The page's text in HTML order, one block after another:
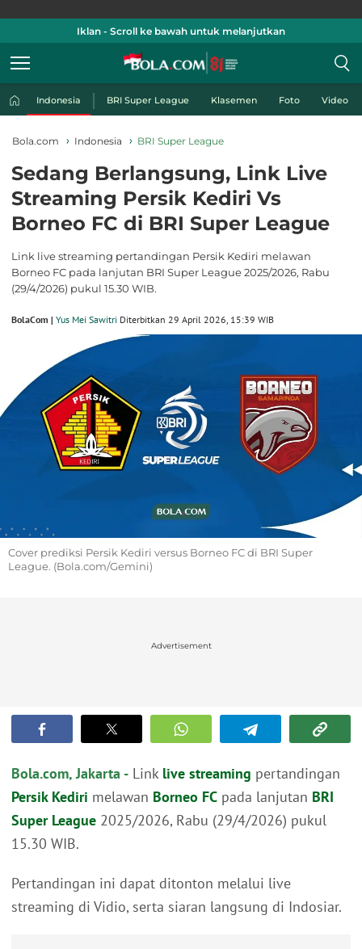
Iklan - Scroll ke bawah untuk melanjutkan
Indonesia BRI Super League Klasemen Foto Video
Bola.com Indonesia BRI Super League
Sedang Berlangsung, Link Live
Streaming Persik Kediri Vs
Borneo FC di BRI Super League
Link live streaming pertandingan Persik Kediri melawan
Borneo FC pada lanjutan BRI Super League 2025/2026, Rabu
(29/4/2026) pukul 15.30 WIB.
BolaCom | Yus Mei Sawitri Diterbitkan 29 April 2026, 15:39 WIB
Cover prediksi Persik Kediri versus Borneo FC di BRI Super
League. (Bola.com/Gemini)
Advertisement
Bola.com, Jakarta - Link live streaming pertandingan
Persik Kediri melawan Borneo FC pada lanjutan BRI
Super League 2025/2026, Rabu (29/4/2026) pukul
15.30 WIB.
Pertandingan ini dapat ditonton melalui live
streaming di Vidio, serta siaran langsung di Indosiar.